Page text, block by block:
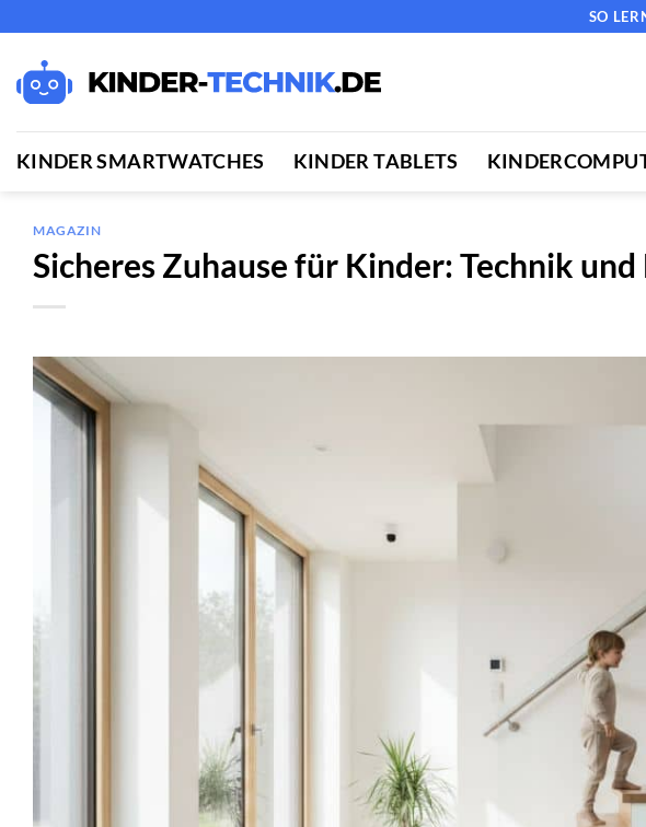
springen
SO
KINDER SMARTWATCHES KINDER TABLETS
MAGAZIN
Sicheres Zuhause für Kinder: Technik